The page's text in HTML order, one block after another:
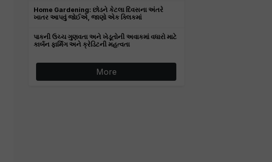
Home Gardening: છોડને કેટલા દિવસના અંતરે
ખાતર આપવું જોઈએ, જાણો એક ક્લિકમાં
પાકની ઉચ્ચ ગુણવતા અને ખેડૂતોની અવાકમાં વધારો માટે
કાર્બન ફાર્મિંગ અને ક્રેડિટની મહત્વતા
More